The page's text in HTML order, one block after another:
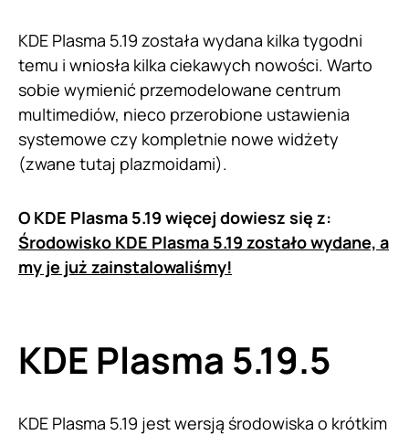
KDE Plasma 5.19 została wydana kilka tygodni
temu i wniosła kilka ciekawych nowości. Warto
sobie wymienić przemodelowane centrum
multimediów, nieco przerobione ustawienia
systemowe czy kompletnie nowe widżety
(zwane tutaj plazmoidami).
O KDE Plasma 5.19 więcej dowiesz się z:
Środowisko KDE Plasma 5.19 zostało wydane, a
my je już zainstalowaliśmy!
KDE Plasma 5.19.5
KDE Plasma 5.19 jest wersją środowiska o krótkim